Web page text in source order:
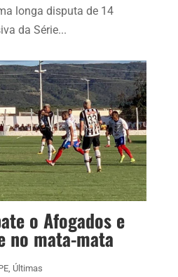
longa disputa de 14
da Série...
o Afogados e
no mata-mata
, Últimas